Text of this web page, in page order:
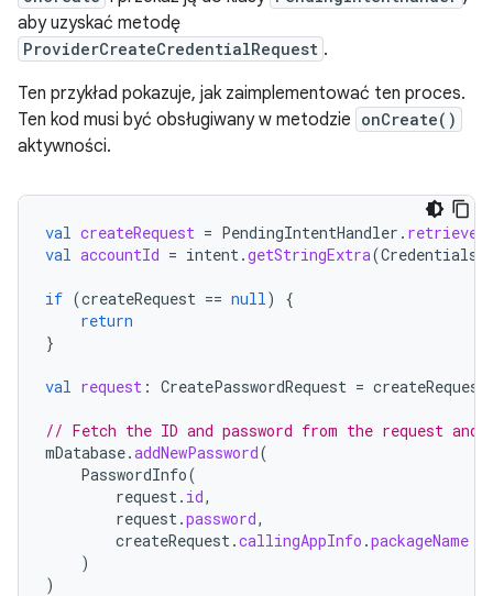
aby uzyskać metodę
ProviderCreateCredentialRequest .
Ten przykład pokazuje, jak zaimplementować ten proces.
Ten kod musi być obsługiwany w metodzie onCreate()
aktywności.
val createRequest = PendingIntentHandler .
val accountId = intent.getStringExtra(
if (createRequest == null)
{
return
}
val request : CreatePasswordRequest = createRequest
// Fetch the ID and password from the request
mDatabase.addNewPassword(
PasswordInfo(
request. id,
request.password,
createRequest.callingAppInfo .packageName
)
)